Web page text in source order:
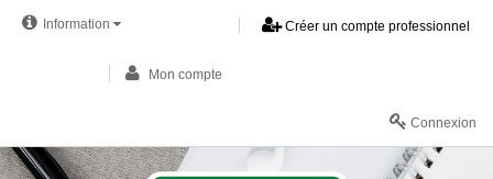
Information Créer un compte professionnel
Mon compte
Connexion